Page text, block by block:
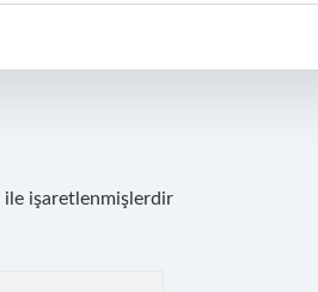
ile işaretlenmişlerdir